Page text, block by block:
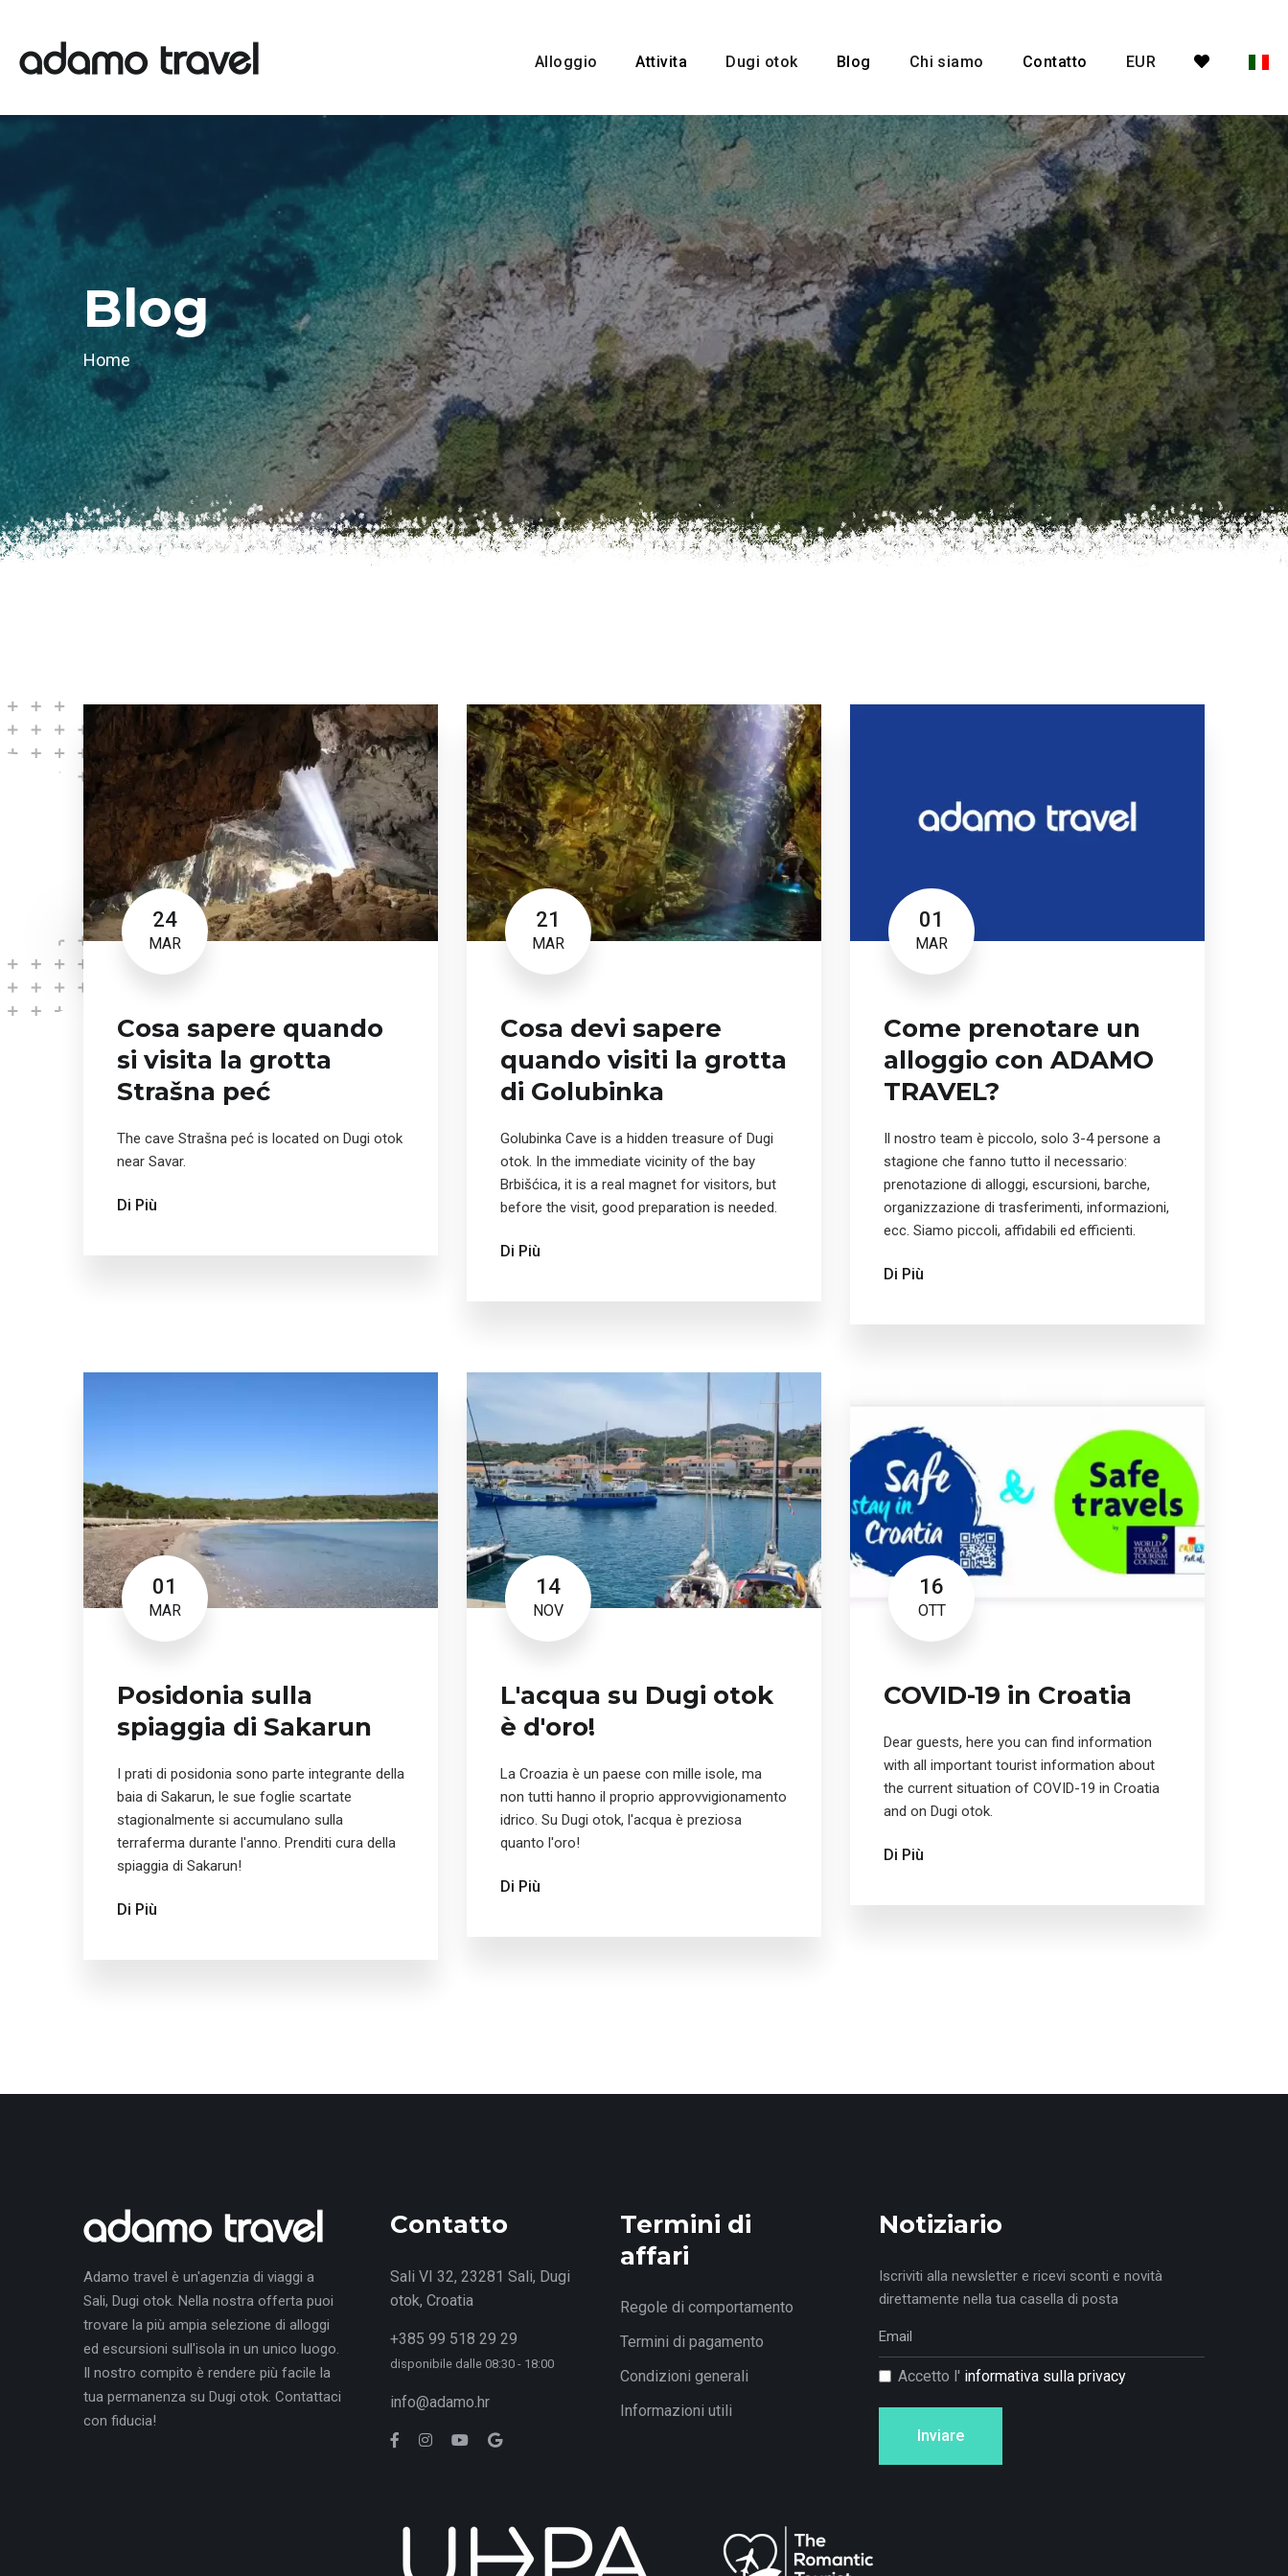
Alloggio Attivita Dugi otok Blog Chi siamo Contatto EUR
Blog
Home
24
MAR
Cosa sapere quando
si visita la grotta
Strašna peć
The cave Strašna peć is located on Dugi otok
near Savar.
Di Più
21
MAR
Cosa devi sapere
quando visiti la grotta
di Golubinka
Golubinka Cave is a hidden treasure of Dugi
otok. In the immediate vicinity of the bay
Brbišćica, it is a real magnet for visitors, but
before the visit, good preparation is needed.
Di Più
01
MAR
Come prenotare un
alloggio con ADAMO
TRAVEL?
Il nostro team è piccolo, solo 3-4 persone a
stagione che fanno tutto il necessario:
prenotazione di alloggi, escursioni, barche,
organizzazione di trasferimenti, informazioni,
ecc. Siamo piccoli, affidabili ed efficienti.
Di Più
01
MAR
Posidonia sulla
spiaggia di Sakarun
I prati di posidonia sono parte integrante della
baia di Sakarun, le sue foglie scartate
stagionalmente si accumulano sulla
terraferma durante l'anno. Prenditi cura della
spiaggia di Sakarun!
Di Più
14
NOV
L'acqua su Dugi otok
è d'oro!
La Croazia è un paese con mille isole, ma
non tutti hanno il proprio approvvigionamento
idrico. Su Dugi otok, l'acqua è preziosa
quanto l'oro!
Di Più
16
OTT
COVID-19 in Croatia
Dear guests, here you can find information
with all important tourist information about
the current situation of COVID-19 in Croatia
and on Dugi otok.
Di Più
Adamo travel è un'agenzia di viaggi a
Sali, Dugi otok. Nella nostra offerta puoi
trovare la più ampia selezione di alloggi
ed escursioni sull'isola in un unico luogo.
Il nostro compito è rendere più facile la
tua permanenza su Dugi otok. Contattaci
con fiducia!
Contatto
Sali VI 32, 23281 Sali, Dugi
otok, Croatia
+385 99 518 29 29
disponibile dalle 08:30 - 18:00
info@adamo.hr
Termini di
affari
Regole di comportamento
Termini di pagamento
Condizioni generali
Informazioni utili
Notiziario
Iscriviti alla newsletter e ricevi sconti e novità
direttamente nella tua casella di posta
Accetto l' informativa sulla privacy
Inviare